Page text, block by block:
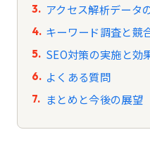
アクセス解析データ
キーワード調査と競
SEO対策の実施と効
よくある質問
まとめと今後の展望